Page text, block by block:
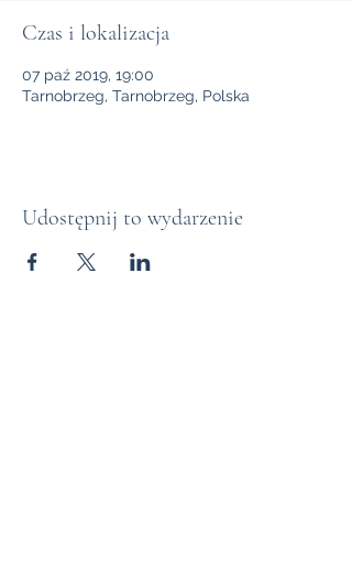
Czas i lokalizacja
07 paź 2019, 19:00
Tarnobrzeg, Tarnobrzeg, Polska
Udostępnij to wydarzenie